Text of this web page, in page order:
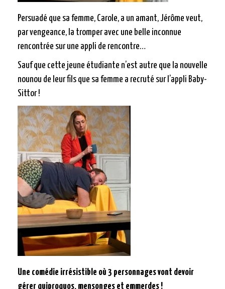
Persuadé que sa femme, Carole, a un amant, Jérôme veut,
par vengeance, la tromper avec une belle inconnue
rencontrée sur une appli de rencontre…
Sauf que cette jeune étudiante n’est autre que la nouvelle
nounou de leur fils que sa femme a recruté sur l’appli Baby-
Sittor !
Une comédie irrésistible où 3 personnages vont devoir
gérer quiproquos, mensonges et emmerdes !